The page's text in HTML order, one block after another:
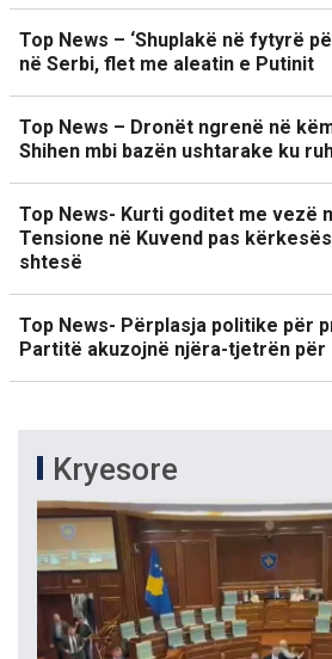
Top News – ‘Shuplakë në fytyrë
në Serbi, flet me aleatin e Putinit
Top News – Dronët ngrenë në
Shihen mbi bazën ushtarake ku
Top News- Kurti goditet me vezë
Tensione në Kuvend pas
shtesë
Top News- Përplasja politike për
Partitë akuzojnë njëra-tjetrën për
Kryesore